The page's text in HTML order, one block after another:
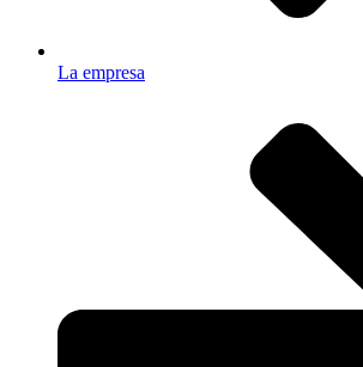
La empresa